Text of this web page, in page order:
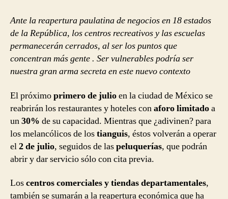
Ante la reapertura paulatina de negocios en 18 estados
de la República, los centros recreativos y las escuelas
permanecerán cerrados, al ser los puntos que
concentran más gente . Ser vulnerables podría ser
nuestra gran arma secreta en este nuevo contexto
El próximoprimero de julioen la ciudad de México se
reabrirán los restaurantes y hoteles conaforo limitadoa
un30% de su capacidad. Mientras que ¿adivinen? para
los melancólicos de lostianguis, éstos volverán a operar
el2 de julio, seguidos de laspeluquerías, que podrán
abrir y dar servicio sólo con cita previa.
Loscentros comerciales y tiendas departamentales,
también se sumarán a la reapertura económica que ha